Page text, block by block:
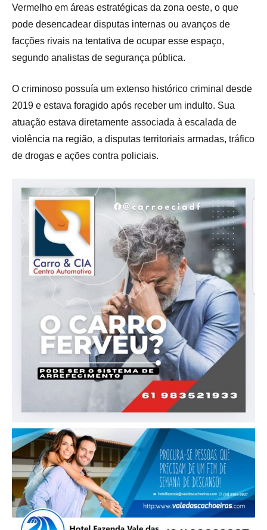
Vermelho em áreas estratégicas da zona oeste, o que
pode desencadear disputas internas ou avanços de
facções rivais na tentativa de ocupar esse espaço,
segundo analistas de segurança pública.
O criminoso possuía um extenso histórico criminal desde
2019 e estava foragido após receber um indulto. Sua
atuação estava diretamente associada à escalada de
violência na região, a disputas territoriais armadas, tráfico
de drogas e ações contra policiais.